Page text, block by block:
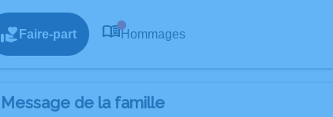
Faire-part Hommages
Message de la famille